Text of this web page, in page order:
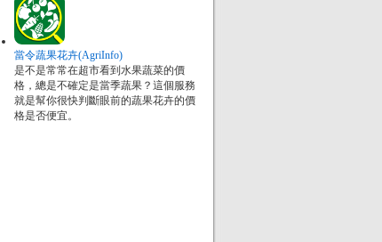
當令蔬果花卉(AgriInfo)
是不是常常在超市看到水果蔬菜的價
格，總是不確定是當季蔬果？這個服務
就是幫你很快判斷眼前的蔬果花卉的價
格是否便宜。